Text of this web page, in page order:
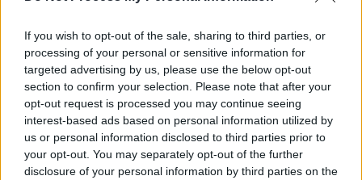
If you wish to opt-out of the sale, sharing to third parties, or
processing of your personal or sensitive information for
targeted advertising by us, please use the below opt-out
section to confirm your selection. Please note that after your
opt-out request is processed you may continue seeing
interest-based ads based on personal information utilized by
us or personal information disclosed to third parties prior to
your opt-out. You may separately opt-out of the further
disclosure of your personal information by third parties on the